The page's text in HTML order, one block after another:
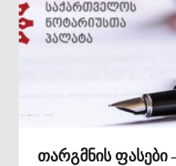
თარგმნის ფასები